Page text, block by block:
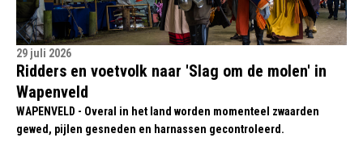
29 juli 2026
Ridders en voetvolk naar 'Slag om de molen' in
Wapenveld
WAPENVELD - Overal in het land worden momenteel zwaarden
gewed, pijlen gesneden en harnassen gecontroleerd.